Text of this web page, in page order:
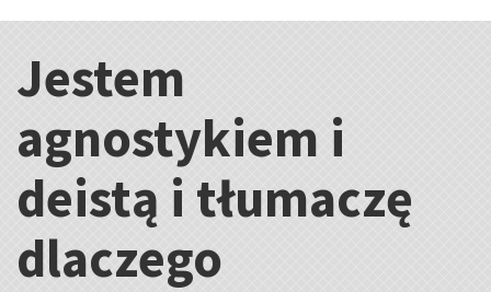
Kategorie:
Jestem
agnostykiem i
deistą i tłumaczę
dlaczego